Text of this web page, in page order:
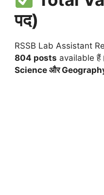
पद)
RSSB Lab Assistant
804 posts available हैं।
Science और